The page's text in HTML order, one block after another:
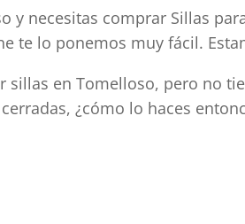
y necesitas comprar Sillas
te lo ponemos muy fácil.
sillas en Tomelloso, pero no
¿cómo lo haces